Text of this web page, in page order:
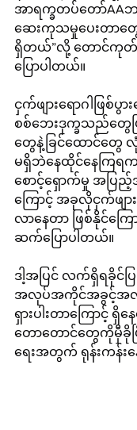
အာရက္ခတပ်တော်
ဆေးကုသမှုပေးတာတွ
ရှိတယ်”လို့ တောင်ကု
ပြောပါတယ်။
ငှက်ဖျားရောဂါဖြစ်ပွ
စစ်ဘေးဒုက္ခသည်တွေဖ
တွေနဲ့ခြင်ထောင်တွ
မရှိဘဲနေထိုင်နေကြရကာ
စောင့်ရှောက်မှု အပြ
ကြောင့် အခုလိုငှက်ဖျား
လာနေတာ ဖြစ်နိုင်ကြ
ဆက်ပြောပါတယ်။
ဒါ့အပြင် လက်ရှိရခိုင်ပ
အလုပ်အကိုင်အခွင့်အ
ရှားပါးတာကြောင့်
တောတောင်တွေကိုမှီခိုပ
ရေးအတွက် ရုန်းကန်းန